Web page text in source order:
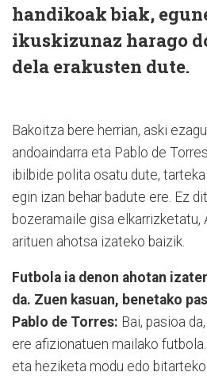
handikoak biak,
ikuskizunaz harago
dela erakusten dute.
Bakoitza bere herrian, aski
andoaindarra eta Pablo de
ibilbide polita osatu dute,
egin izan behar badute ere. Ez
bozeramaile gisa elkarrizketatu,
arituen ahotsa izateko baizik.
Futbola ia denon ahotan
da. Zuen kasuan, benetako
Pablo de Torres: Bai, pasioa
ere afizionatuen mailako
eta heziketa modu edo